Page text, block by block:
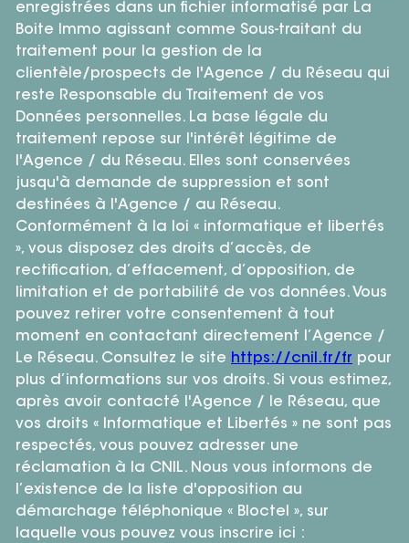
enregistrées dans un fichier informatisé par La
Boite Immo agissant comme Sous-traitant du
traitement pour la gestion de la
clientèle/prospects de l'Agence / du Réseau qui
reste Responsable du Traitement de vos
Données personnelles. La base légale du
traitement repose sur l'intérêt légitime de
l'Agence / du Réseau. Elles sont conservées
jusqu'à demande de suppression et sont
destinées à l'Agence / au Réseau.
Conformément à la loi « informatique et libertés
», vous disposez des droits d’accès, de
rectification, d’effacement, d’opposition, de
limitation et de portabilité de vos données. Vous
pouvez retirer votre consentement à tout
moment en contactant directement l’Agence /
Le Réseau. Consultez le site https://cnil.fr/fr pour
plus d’informations sur vos droits. Si vous estimez,
après avoir contacté l'Agence / le Réseau, que
vos droits « Informatique et Libertés » ne sont pas
respectés, vous pouvez adresser une
réclamation à la CNIL. Nous vous informons de
l’existence de la liste d'opposition au
démarchage téléphonique « Bloctel », sur
laquelle vous pouvez vous inscrire ici :